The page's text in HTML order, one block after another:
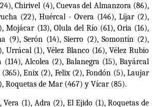
Chirivel (4), Cuevas del Almanzora (86),
(22), Huércal - Overa (146), Líjar (2),
Mojácar (13), Olula del Río (61), Oria (16),
(9), Serón (14), Sierro (2), Somontín (2),
(1), Vélez Blanco (16), Vélez Rubio
Alcolea (2), Balanegra (15), Bayárcal
Enix (2), Felix (2), Fondón (5), Laujar
Roquetas de Mar (467) y Vícar (85).
(1), Adra (2), El Ejido (1), Roquetas de